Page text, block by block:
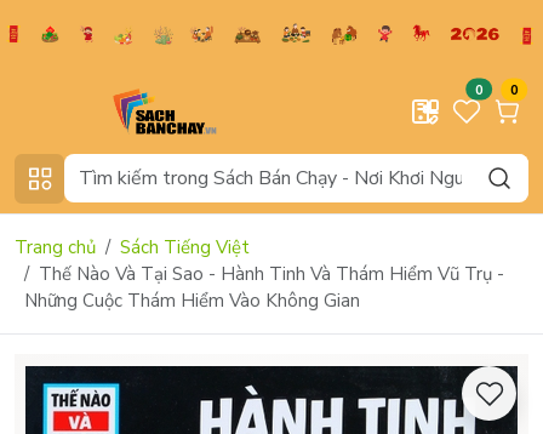
0 0
Trang chủ
Sách Tiếng Việt
Thế Nào Và Tại Sao - Hành Tinh Và Thám Hiểm Vũ Trụ -
Những Cuộc Thám Hiểm Vào Không Gian